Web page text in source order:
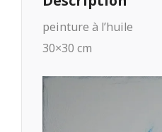
peinture à l’huile
30×30 cm